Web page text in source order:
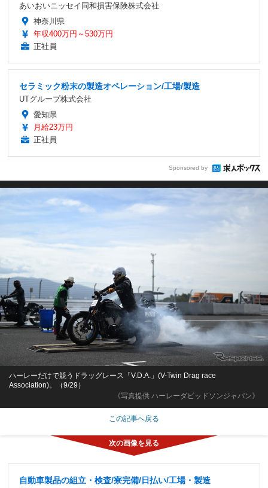
あいおいニッセイ同和損害保険株式会社
神奈川県
年収400万円～530万円
正社員
セラミック粉末の製造オペレーション/工場/製造
UTグループ株式会社
愛知県
月給23万円
正社員
Sponsored by
《写真提供 ハーレーダビッドソンジャパン》
ハーレーだけで競うドラッグレース「V.D.A.」(V-Twin Drag race
Association)。（9/29）
この記事へ戻る
自動車製品の組立・検査/寮完備/日払い/工場・製造